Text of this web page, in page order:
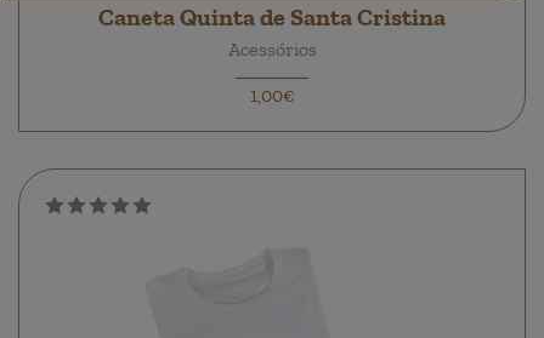
Caneta Quinta de Santa Cristina
Acessórios
1,00€